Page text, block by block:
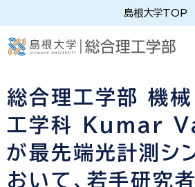
島根大学TOP
総合理工学部 機械
工学科 Kumar
が最先端光計測シ
おいて、若手研究